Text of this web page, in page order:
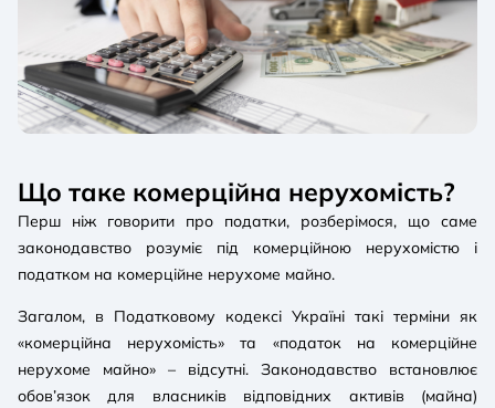
Що таке комерційна нерухомість?
Перш ніж говорити про податки, розберімося, що саме
законодавство розуміє під комерційною нерухомістю і
податком на комерційне нерухоме майно.
Загалом, в Податковому кодексі Україні такі терміни як
«комерційна нерухомість» та «податок на комерційне
нерухоме майно» – відсутні. Законодавство встановлює
обов’язок для власників відповідних активів (майна)